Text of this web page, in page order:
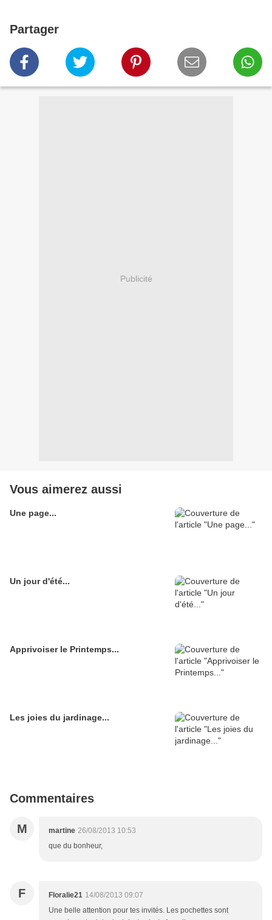
Partager
Publicité
Vous aimerez aussi
Une page...
Un jour d'été...
Apprivoiser le Printemps...
Les joies du jardinage...
Commentaires
M martine 26/08/2013 10:53
que du bonheur,
F Floralie21 14/08/2013 09:07
Une belle attention pour tes invités. Les pochettes sont